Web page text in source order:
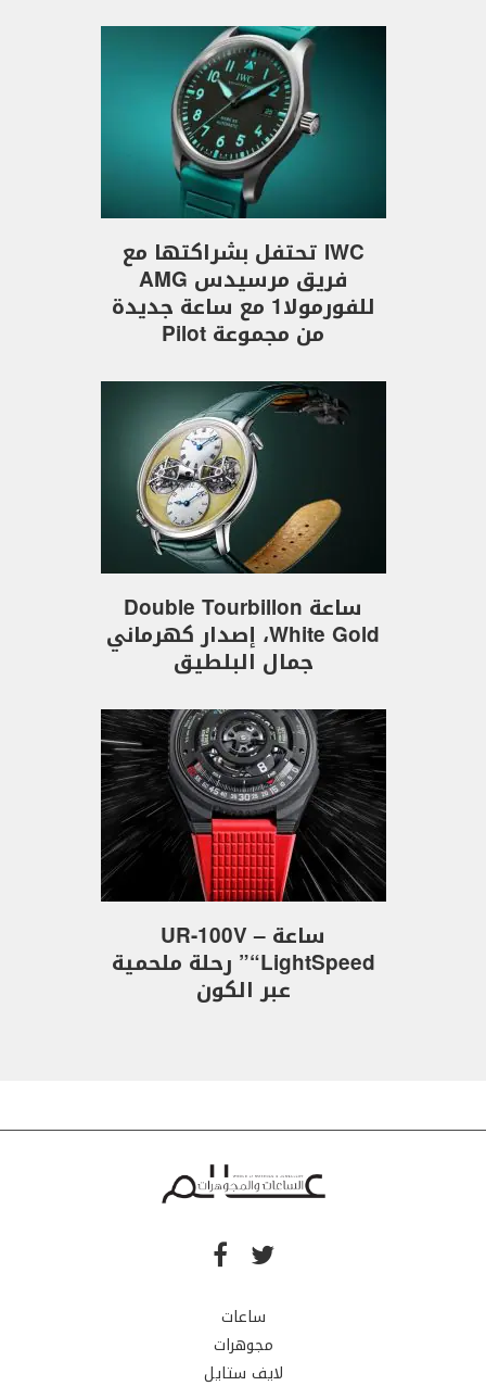
IWC تحتفل بشراكتها مع
فريق مرسيدس AMG
للفورمولا1 مع ساعة جديدة
من مجموعة Pilot
ساعة Double Tourbillon
White Gold، إصدار كهرماني
جمال البلطيق
ساعة UR-100V –
“LightSpeed” رحلة ملحمية
عبر الكون
ساعات
مجوهرات
لايف ستايل